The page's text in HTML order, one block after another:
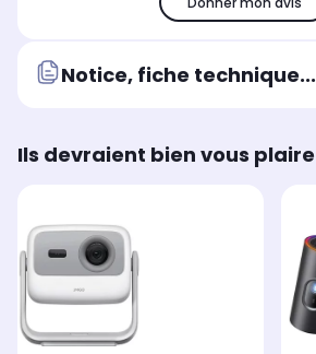
Résolution
Full HD
Résolution
Résolution
Full HD
Notice, fiche technique...
Ils devraient bien vous plaire